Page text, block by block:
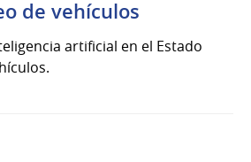
de vehículos
artificial en el Estado